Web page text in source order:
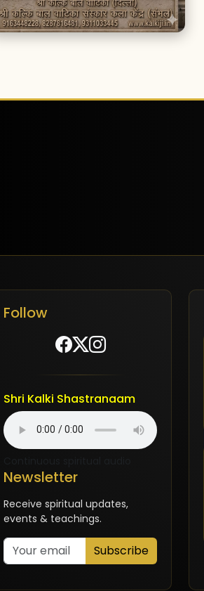
Follow
Shri Kalki Shastranaam
Newsletter
Receive spiritual updates,
events & teachings.
Subscribe